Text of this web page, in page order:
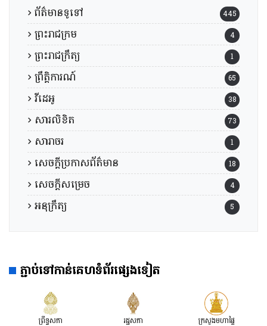
ព័ត៌មានទូទៅ 445
ព្រះរាជក្រម 4
ព្រះរាជក្រឹត្យ 1
ព្រឹត្តិការណ៍ 65
វីដេអូ 38
សារលិខិត 73
សារាចរ 1
សេចក្តីប្រកាសព័ត៌មាន 18
សេចក្តីសម្រេច 4
អនុក្រឹត្យ 5
ភ្ជាប់ទៅកាន់គេហទំព័រផ្សេងទៀត
ព្រឹទ្ធសភា រដ្ឋសភា ក្រសួងមហាផ្ទៃ